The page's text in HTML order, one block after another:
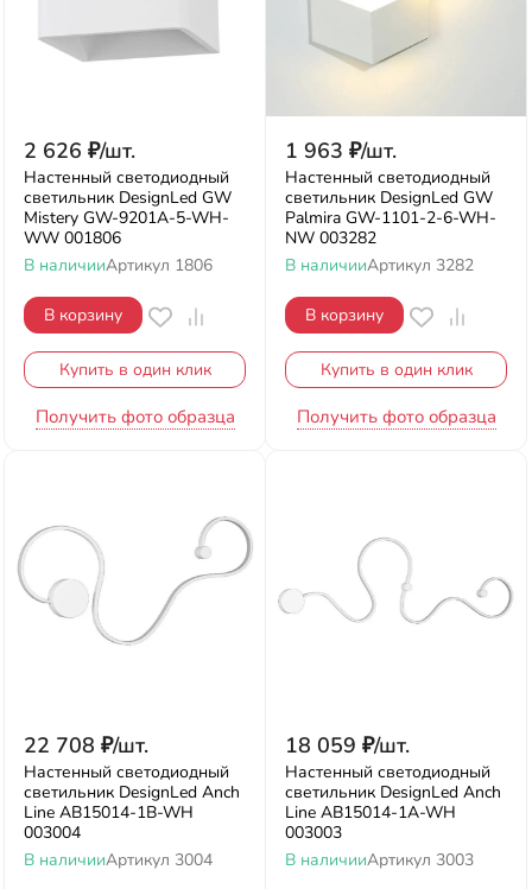
2 626 ₽/шт.
Настенный светодиодный
светильник DesignLed GW
Mistery GW-9201A-5-WH-
WW 001806
В наличииАртикул 1806
В корзину
Купить в один клик
Получить фото образца
1 963 ₽/шт.
Настенный светодиодный
светильник DesignLed GW
Palmira GW-1101-2-6-WH-
NW 003282
В наличииАртикул 3282
В корзину
Купить в один клик
Получить фото образца
22 708 ₽/шт.
Настенный светодиодный
светильник DesignLed Anch
Line AB15014-1B-WH
003004
В наличииАртикул 3004
18 059 ₽/шт.
Настенный светодиодный
светильник DesignLed Anch
Line AB15014-1A-WH
003003
В наличииАртикул 3003